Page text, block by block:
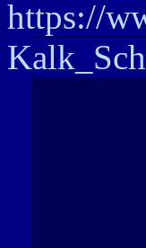
https://